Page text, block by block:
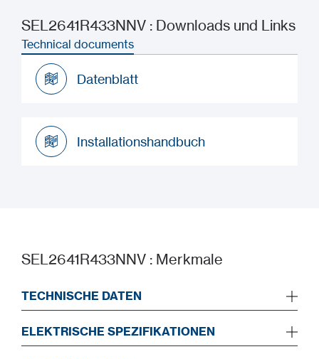
SEL2641R433NNV : Downloads und Links
Technical documents
Datenblatt
Installationshandbuch
SEL2641R433NNV : Merkmale
TECHNISCHE DATEN
ELEKTRISCHE SPEZIFIKATIONEN